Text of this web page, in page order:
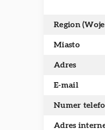
Region
Miasto
Adres
E-mail
Numer
Adres